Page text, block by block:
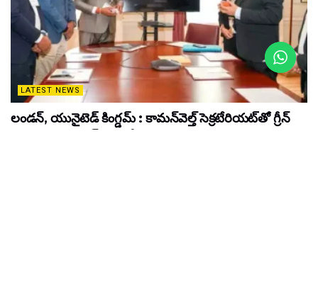
LATEST NEWS
లండన్, యునైటెడ్ కింగ్డమ్ : కామన్‌వెల్త్ సెక్రటేరియట్‌తో గ్రీన్